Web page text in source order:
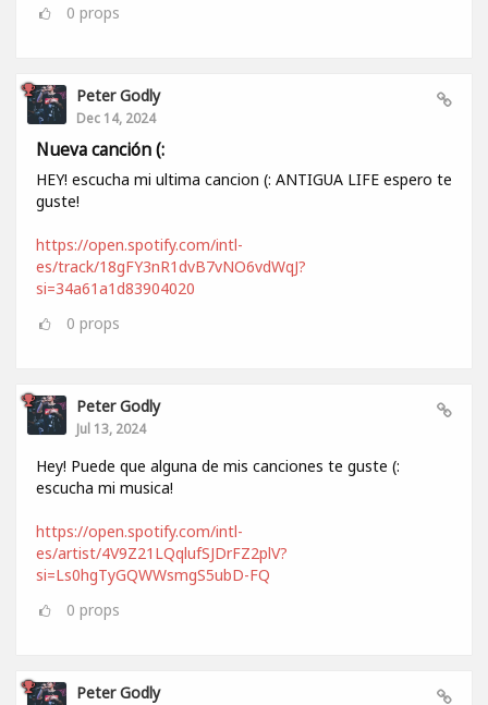
0 props
Peter Godly
Dec 14, 2024
Nueva canción (:
HEY! escucha mi ultima cancion (: ANTIGUA LIFE espero te
guste!
https://open.spotify.com/intl-
es/track/18gFY3nR1dvB7vNO6vdWqJ?
si=34a61a1d83904020
0 props
Peter Godly
Jul 13, 2024
Hey! Puede que alguna de mis canciones te guste (:
escucha mi musica!
https://open.spotify.com/intl-
es/artist/4V9Z21LQqlufSJDrFZ2plV?
si=Ls0hgTyGQWWsmgS5ubD-FQ
0 props
Peter Godly